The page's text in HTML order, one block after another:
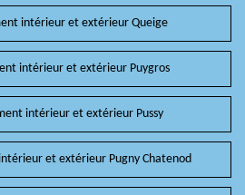
intérieur et extérieur Queige
intérieur et extérieur Puygros
intérieur et extérieur Pussy
et extérieur Pugny Chatenod